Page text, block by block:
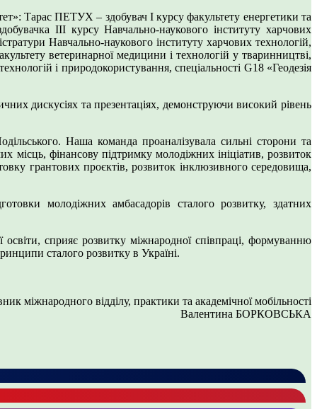
Тарас ПЕТУХ – здобувач І курсу факультету енергетики та
ІІІ курсу Навчально-наукового інституту харчових
Навчально-наукового інституту харчових технологій,
ветеринарної медицини і технологій у тваринництві,
і природокористування, спеціальності G18 «Геодезія
дискусіях та презентаціях, демонструючи високий рівень
Наша команда проаналізувала сильні сторони та
місць, фінансову підтримку молодіжних ініціатив, розвиток
грантових проєктів, розвиток інклюзивного середовища,
молодіжних амбасадорів сталого розвитку, здатних
сприяє розвитку міжнародної співпраці, формуванню
сталого розвитку в Україні.
міжнародного відділу, практики та академічної мобільності
Валентина БОРКОВСЬКА